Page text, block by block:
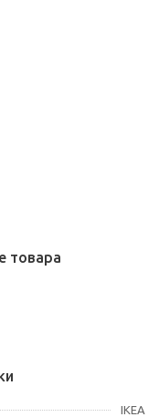
товара
IKEA